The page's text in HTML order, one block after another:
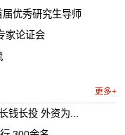
优秀研究生导师
家论证会
更多+
钱长投 外资为...